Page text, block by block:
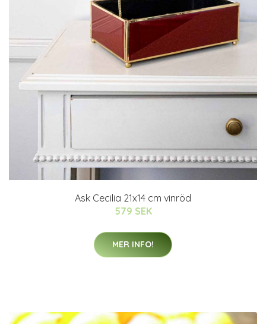
Ask Cecilia 21x14 cm vinröd
579 SEK
MER INFO!